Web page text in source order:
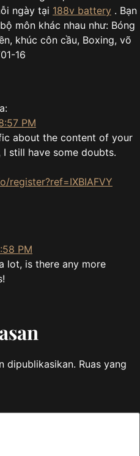
ngày tại 188v battery . Bạn
môn khác nhau như: Bóng
khúc côn cầu, Boxing, võ
16
PM
about the content of your
still have some doubts.
register?ref=IXBIAFVY
PM
lot, is there any more
dipublikasikan. Ruas yang